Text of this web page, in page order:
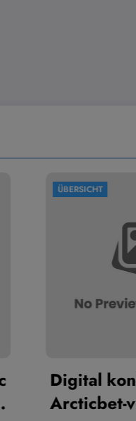
ÜBERSICHT
Digital
Arcticbet-